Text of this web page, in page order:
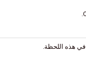
في هذه اللحظة.